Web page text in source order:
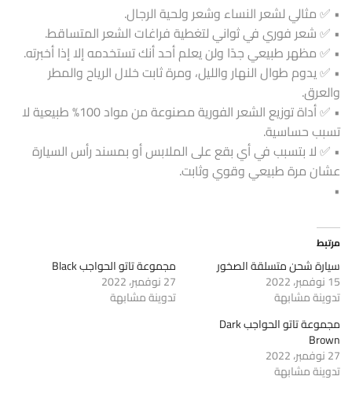
• ✅ مثالي لشعر النساء وشعر ولحية الرجال.
• ✅ شعر فوري في ثواني لتغطية فراغات الشعر المتساقط.
• ✅ مظهر طبيعي جدًا ولن يعلم أحد أنك تستخدمه إلا إذا أخبرته.
• ✅ يدوم طوال النهار والليل، ومرة ثابت خلال الرياح والمطر
والعرق.
• ✅ أداة توزيع الشعر الفورية مصنوعة من مواد 100% طبيعية لا
تسبب حساسية.
• ✅ لا بتسبب في أي بقع على الملابس أو بمسند رأس السيارة
عشان مرة طبيعي وقوي وثابت.
•
مرتبط
سيارة شحن متسلقة الصخور
15 نوفمبر، 2022
تدوينة مشابهة
مجموعة تاتو الحواجب Black
27 نوفمبر، 2022
تدوينة مشابهة
مجموعة تاتو الحواجب Dark
Brown
27 نوفمبر، 2022
تدوينة مشابهة